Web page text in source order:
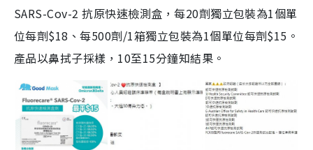
SARS-Cov-2 抗原快速檢測盒，每20劑獨立包裝為1個單
位每劑$18、每500劑/1箱獨立包裝為1個單位每劑$15。
產品以鼻拭子採樣，10至15分鐘知結果。